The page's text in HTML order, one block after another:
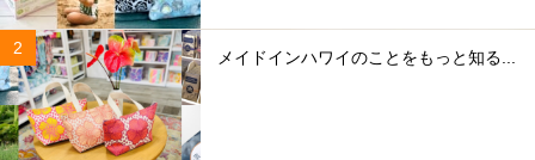
メイドインハワイのことをもっと知る...